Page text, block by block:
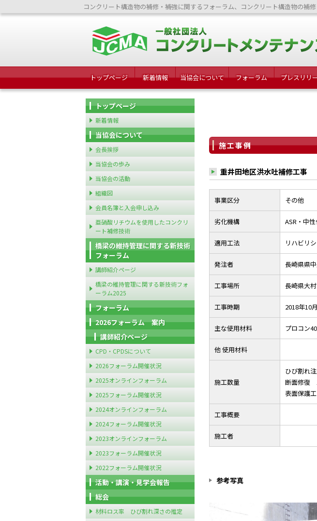
コンクリート構造物の補修・補強に関するフォーラム、コンクリート構造物の補
トップページ 新着情報 当協会について フォーラム プレスリリ
施工事例
重井田地区洪水吐補修工事
事業区分 その他
劣化機構 ASR・中
適用工法 リハビリ
発注者 長崎県県
工事場所 長崎県大
工事時期 2018年10
主な使用材料 プロコン
他 使用材料
施工数量
ひび割れ
断面修復
表面保護
工事概要
施工者
参考写真
トップページ
新着情報
当協会について
会長挨拶
当協会の歩み
当協会の活動
組織図
会員名簿と入会申し込み
亜硝酸リチウムを使用したコンクリ
ート補修技術
橋梁の維持管理に関する新技術
フォーラム
講師紹介ページ
橋梁の維持管理に関する新技術フォ
ーラム2025
フォーラム
2026フォーラム 案内
講師紹介ページ
CPD・CPDSについて
2026フォーラム開催状況
2025オンラインフォーラム
2025フォーラム開催状況
2024オンラインフォーラム
2024フォーラム開催状況
2023オンラインフォーラム
2023フォーラム開催状況
2022フォーラム開催状況
活動・講演・見学会報告
総会
材料ロス率 ひび割れ深さの推定